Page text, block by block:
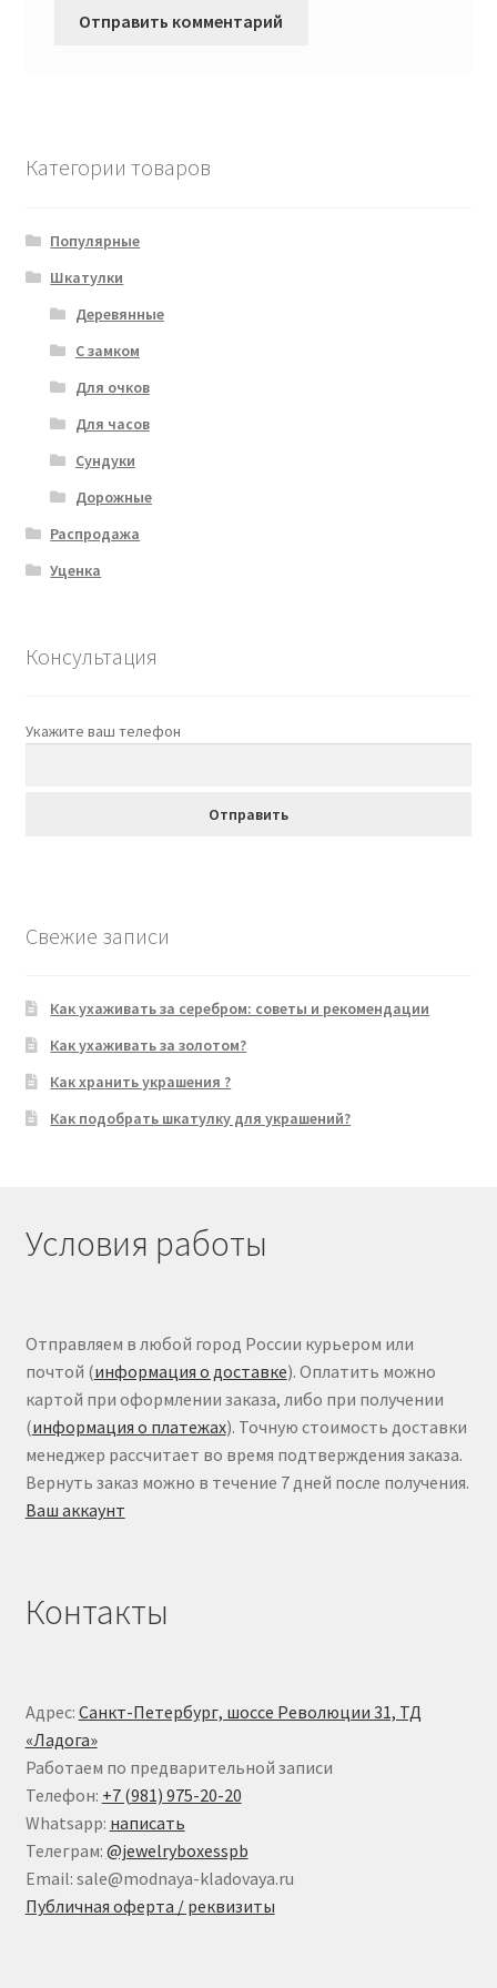
Категории товаров
Популярные
Шкатулки
Деревянные
С замком
Для очков
Для часов
Сундуки
Дорожные
Распродажа
Уценка
Консультация
Укажите ваш телефон
Свежие записи
Как ухаживать за серебром: советы и рекомендации
Как ухаживать за золотом?
Как хранить украшения ?
Как подобрать шкатулку для украшений?
Условия работы
Отправляем в любой город России курьером или
почтой (информация о доставке). Оплатить можно
картой при оформлении заказа, либо при получении
(информация о платежах). Точную стоимость доставки
менеджер рассчитает во время подтверждения заказа.
Вернуть заказ можно в течение 7 дней после получения.
Ваш аккаунт
Контакты
Адрес: Санкт-Петербург, шоссе Революции 31, ТД
«Ладога»
Работаем по предварительной записи
Телефон: +7 (981) 975-20-20
Whatsapp: написать
Телеграм: @jewelryboxesspb
Email: sale@modnaya-kladovaya.ru
Публичная оферта / реквизиты